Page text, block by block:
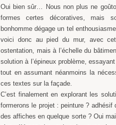
Oui bien sûr… Nous non plus ne
formes certes décoratives, mais
bonhomme dégage un tel
voici donc au pied du mur, avec
ostentation, mais à l’échelle du
solution à l’épineux problème,
tout en assumant néanmoins la
ces textes sur la façade.
C’est finalement en explorant les
formerons le projet : peinture ?
des affiches en quelque sorte ? Oui